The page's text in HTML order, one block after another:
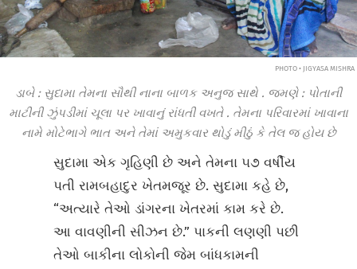
PHOTO • JIGYASA MISHRA
ડાબે : સુદામા તેમના સૌથી નાના બાળક અનુજ સાથે . જમણે : પોતાની
માટીની ઝુંપડીમાં ચૂલા પર ખાવાનું રાંધતી વખતે . તેમના પરિવારમાં ખાવાના
નામે મોટેભાગે ભાત અને તેમાં અમુકવાર થોડુંમીઠું કે તેલ જહોય છે
સુદામા એક ગૃહિણી છે અને તેમના ૫૭ વર્ષીય
પતી રામબહાદુર ખેતમજૂર છે. સુદામા કહે છે,
“અત્યારે તેઓ ડાંગરના ખેતરમાં કામ કરે છે.
આ વાવણીની સીઝન છે.” પાકની લણણી પછી
તેઓ બાકીના લોકોની જેમ બાંધકામની